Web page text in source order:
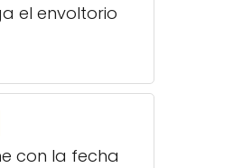
el envoltorio
con la fecha